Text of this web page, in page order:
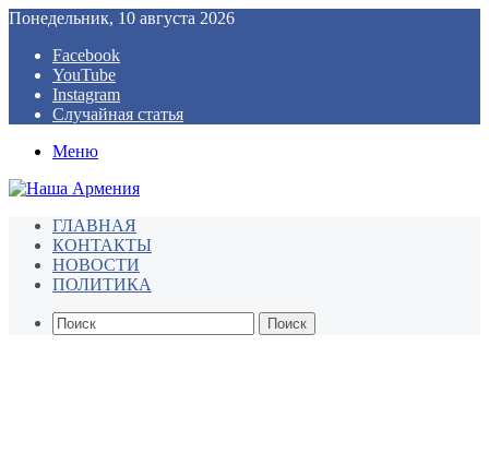
Понедельник, 10 августа 2026
Facebook
YouTube
Instagram
Случайная статья
Меню
ГЛАВНАЯ
КОНТАКТЫ
НОВОСТИ
ПОЛИТИКА
Поиск